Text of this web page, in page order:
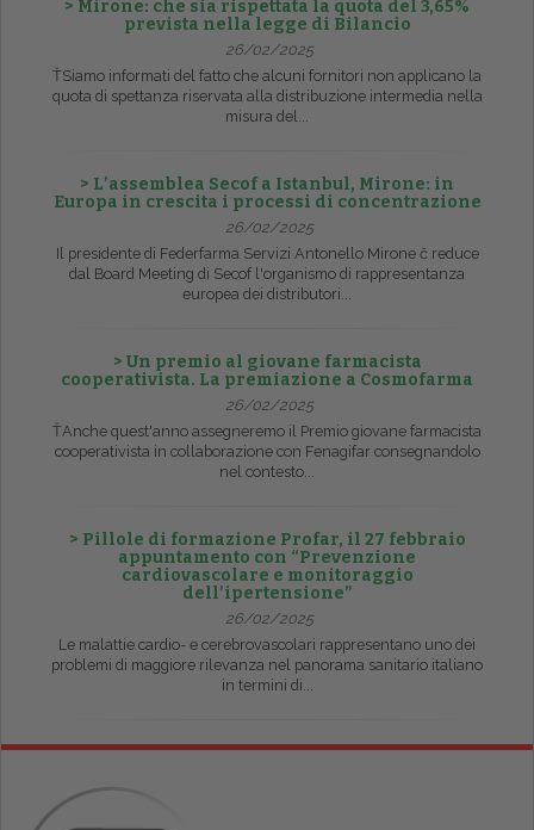
> Mirone: che sia rispettata la quota del 3,65%
prevista nella legge di Bilancio
26/02/2025
ŤSiamo informati del fatto che alcuni fornitori non applicano la
quota di spettanza riservata alla distribuzione intermedia nella
misura del...
> L’assemblea Secof a Istanbul, Mirone: in
Europa in crescita i processi di concentrazione
26/02/2025
Il presidente di Federfarma Servizi Antonello Mirone č reduce
dal Board Meeting di Secof l'organismo di rappresentanza
europea dei distributori...
> Un premio al giovane farmacista
cooperativista. La premiazione a Cosmofarma
26/02/2025
ŤAnche quest'anno assegneremo il Premio giovane farmacista
cooperativista in collaborazione con Fenagifar consegnandolo
nel contesto...
> Pillole di formazione Profar, il 27 febbraio
appuntamento con “Prevenzione
cardiovascolare e monitoraggio
dell’ipertensione”
26/02/2025
Le malattie cardio- e cerebrovascolari rappresentano uno dei
problemi di maggiore rilevanza nel panorama sanitario italiano
in termini di...